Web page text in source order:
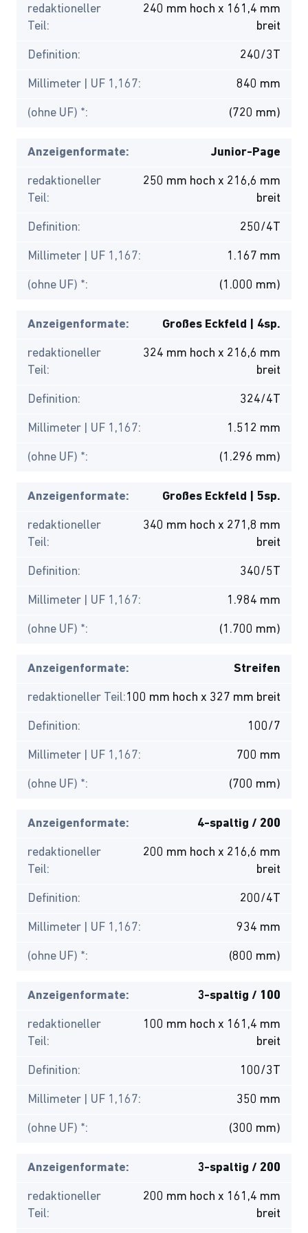
redaktioneller
Teil:
240 mm hoch x 161,4 mm
breit
Definition: 240/3T
Millimeter | UF 1,167: 840 mm
(ohne UF) *: (720 mm)
Anzeigenformate: Junior-Page
redaktioneller
Teil:
250 mm hoch x 216,6 mm
breit
Definition: 250/4T
Millimeter | UF 1,167: 1.167 mm
(ohne UF) *: (1.000 mm)
Anzeigenformate: Großes Eckfeld | 4sp.
redaktioneller
Teil:
324 mm hoch x 216,6 mm
breit
Definition: 324/4T
Millimeter | UF 1,167: 1.512 mm
(ohne UF) *: (1.296 mm)
Anzeigenformate: Großes Eckfeld | 5sp.
redaktioneller
Teil:
340 mm hoch x 271,8 mm
breit
Definition: 340/5T
Millimeter | UF 1,167: 1.984 mm
(ohne UF) *: (1.700 mm)
Anzeigenformate: Streifen
redaktioneller Teil:100 mm hoch x 327 mm breit
Definition: 100/7
Millimeter | UF 1,167: 700 mm
(ohne UF) *: (700 mm)
Anzeigenformate: 4-spaltig / 200
redaktioneller
Teil:
200 mm hoch x 216,6 mm
breit
Definition: 200/4T
Millimeter | UF 1,167: 934 mm
(ohne UF) *: (800 mm)
Anzeigenformate: 3-spaltig / 100
redaktioneller
Teil:
100 mm hoch x 161,4 mm
breit
Definition: 100/3T
Millimeter | UF 1,167: 350 mm
(ohne UF) *: (300 mm)
Anzeigenformate: 3-spaltig / 200
redaktioneller
Teil:
200 mm hoch x 161,4 mm
breit